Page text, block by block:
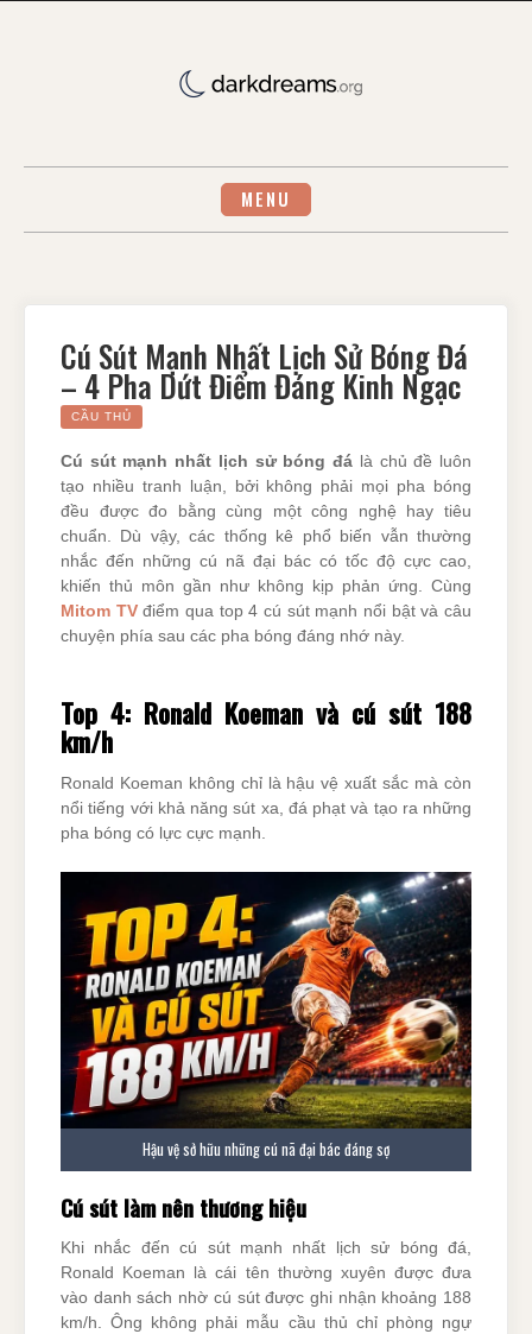
MENU
Cú Sút Mạnh Nhất Lịch Sử Bóng Đá
– 4 Pha Dứt Điểm Đáng Kinh Ngạc
CẦU THỦ
Cú sút mạnh nhất lịch sử bóng đá là chủ đề luôn
tạo nhiều tranh luận, bởi không phải mọi pha bóng
đều được đo bằng cùng một công nghệ hay tiêu
chuẩn. Dù vậy, các thống kê phổ biến vẫn thường
nhắc đến những cú nã đại bác có tốc độ cực cao,
khiến thủ môn gần như không kịp phản ứng. Cùng
Mitom TV điểm qua top 4 cú sút mạnh nổi bật và câu
chuyện phía sau các pha bóng đáng nhớ này.
Top 4: Ronald Koeman và cú sút 188
km/h
Ronald Koeman không chỉ là hậu vệ xuất sắc mà còn
nổi tiếng với khả năng sút xa, đá phạt và tạo ra những
pha bóng có lực cực mạnh.
Hậu vệ sở hữu những cú nã đại bác đáng sợ
Cú sút làm nên thương hiệu
Khi nhắc đến cú sút mạnh nhất lịch sử bóng đá,
Ronald Koeman là cái tên thường xuyên được đưa
vào danh sách nhờ cú sút được ghi nhận khoảng 188
km/h. Ông không phải mẫu cầu thủ chỉ phòng ngự